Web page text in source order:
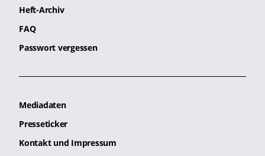
Heft-Archiv
FAQ
Passwort vergessen
Mediadaten
Presseticker
Kontakt und Impressum